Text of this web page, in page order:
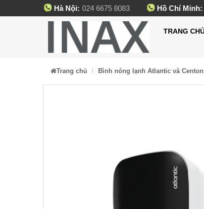
Hà Nội: 024 6675 8083 Hồ Chí Minh:
TRANG
Trang chủ Bình nóng lạnh Atlantic và Centon